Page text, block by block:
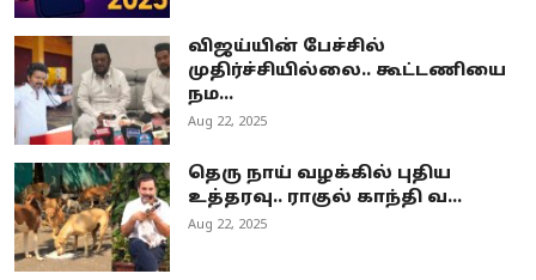
விஜய்யின் பேச்சில்
முதிர்ச்சியில்லை.. கூட்டணியை
நம...
Aug 22, 2025
தெரு நாய் வழக்கில் புதிய
உத்தரவு.. ராகுல் காந்தி வ...
Aug 22, 2025